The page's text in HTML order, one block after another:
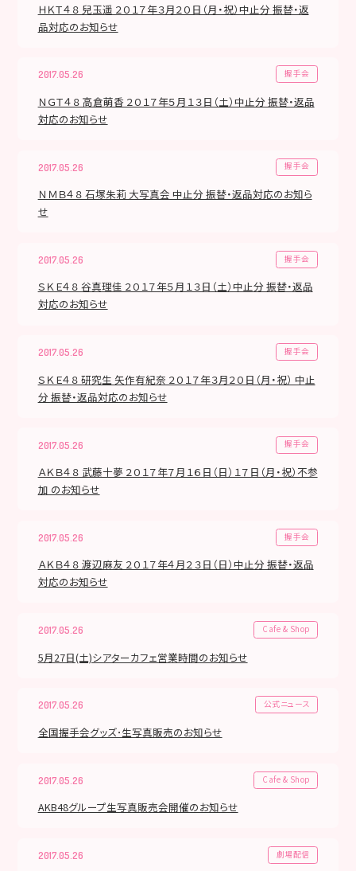
ＨＫＴ４８ 兒玉遥 ２０１７年３月２０日（月・祝）中止分 振替・返
品対応のお知らせ
2017.05.26 握手会
ＮＧＴ４８ 高倉萌香 ２０１７年５月１３日（土）中止分 振替・返品
対応のお知らせ
2017.05.26 握手会
ＮＭＢ４８ 石塚朱莉 大写真会 中止分 振替・返品対応のお知ら
せ
2017.05.26 握手会
ＳＫＥ４８ 谷真理佳 ２０１７年５月１３日（土）中止分 振替・返品
対応のお知らせ
2017.05.26 握手会
ＳＫＥ４８ 研究生 矢作有紀奈 ２０１７年３月２０日（月・祝） 中止
分 振替・返品対応のお知らせ
2017.05.26 握手会
ＡＫＢ４８ 武藤十夢 ２０１７年７月１６日（日）１７日（月・祝）不参
加 のお知らせ
2017.05.26 握手会
ＡＫＢ４８ 渡辺麻友 ２０１７年４月２３日（日）中止分 振替・返品
対応のお知らせ
2017.05.26 Cafe & Shop
5月27日(土)シアターカフェ営業時間のお知らせ
2017.05.26 公式ニュース
全国握手会グッズ･生写真販売のお知らせ
2017.05.26 Cafe & Shop
AKB48グループ生写真販売会開催のお知らせ
2017.05.26 劇場配信